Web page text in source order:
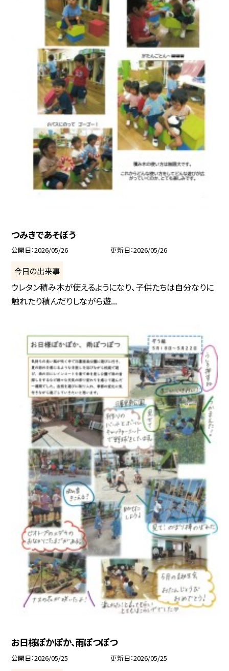
つみきであそぼう
公開日 2026/05/26 更新日 2026/05/26
今日の出来事
ウレタン積み木が使えるようになり、子供たちは自分なりに
触れたり積んだりしながら遊...
お日様ぽかぽか、雨ぽつぽつ
公開日 2026/05/25 更新日 2026/05/25